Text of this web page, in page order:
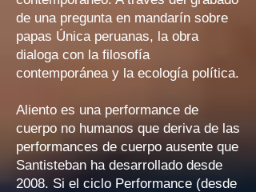
de una pregunta en mandarín sobre
papas Única peruanas, la obra
dialoga con la filosofía
contemporánea y la ecología política.
Aliento es una performance de
cuerpo no humanos que deriva de las
performances de cuerpo ausente que
Santisteban ha desarrollado desde
2008. Si el ciclo Performance (desde